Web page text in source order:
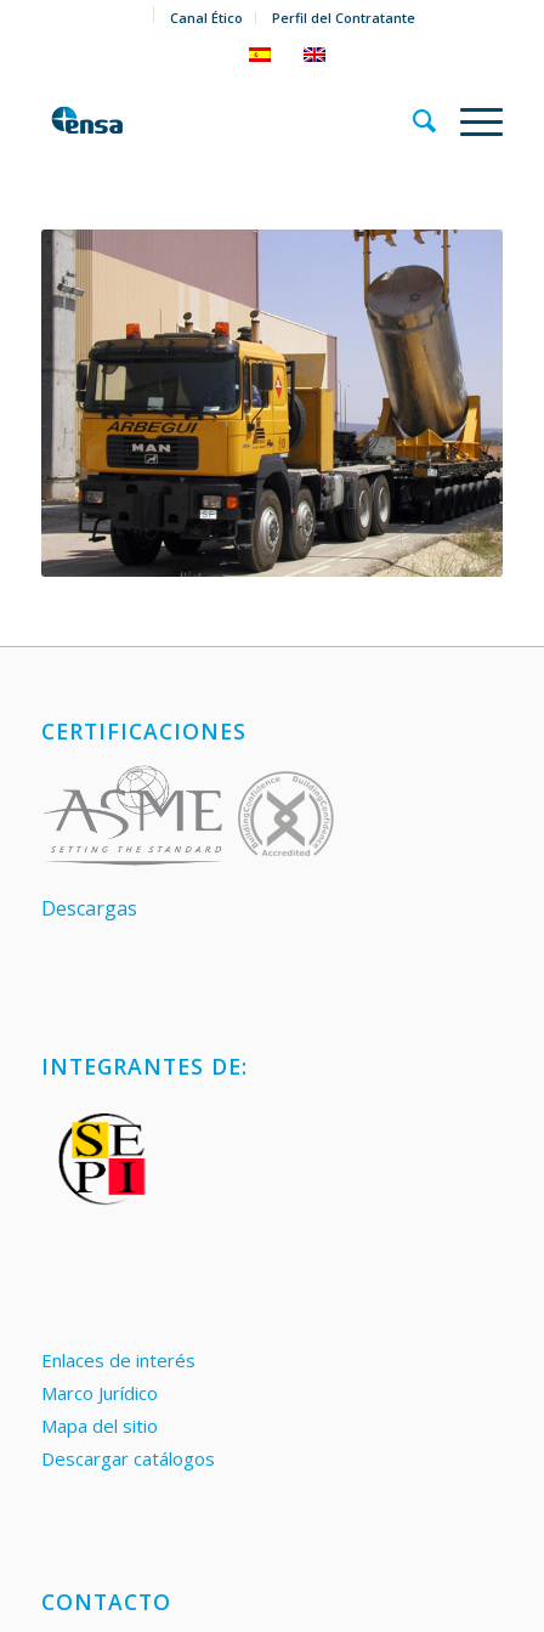
Canal Ético Perfil del Contratante
CERTIFICACIONES
Descargas
INTEGRANTES DE:
Enlaces de interés
Marco Jurídico
Mapa del sitio
Descargar catálogos
CONTACTO